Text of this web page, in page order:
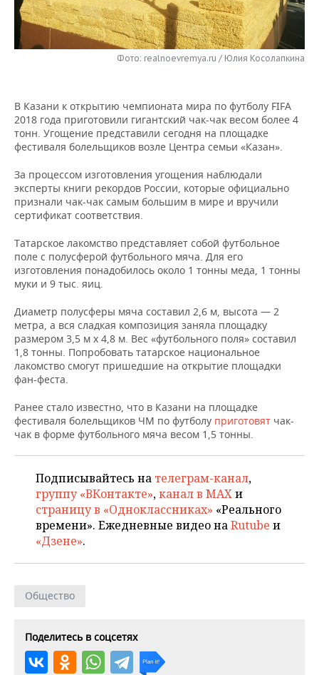
НЕФТЕХИМИЯ
НЕФТЬ
ЭНЕРГЕТИКА
РОЗНИЧНАЯ ТОРГОВЛЯ
НОВОСТИ ТЕХНОЛОГИЙ
ТЕЛЕКОММУНИКАЦИИ
МЕРОПРИЯТИЯ
НОВОСТИ МЕРОПРИЯТИЙ
БИЗНЕС-БРАНЧИ
ОТКРЫТАЯ ЛЕКЦИЯ
ФУТБОЛ
БАСКЕТБОЛ
ВОЛЕЙБОЛ
КИБЕРСПОРТ
ФИГУРНОЕ КАТАНИЕ
ВОДНЫЕ ВИДЫ СПОРТА
ХОККЕЙ С МЯЧОМ
НОВОСТИ ОБЩЕСТВА
ИНФРАСТРУКТУРА
ИСТОРИЯ
КУЛЬТУРА
МЕДИЦИНА
ОБРАЗОВАНИЕ
ПРОИСШЕСТВИЯ
ФОТОГАЛЕРЕЯ
СПРАВОЧНИК
СПИСОК ПЕРСОН
СПИСОК КОМПАНИЙ
Фото: realnoevremya.ru / Юлия Косолапкина
В Казани к открытию чемпионата мира по футболу FIFA
2018 года приготовили гигантский чак-чак весом более 4
тонн. Угощение представили сегодня на площадке
фестиваля болельщиков возле Центра семьи «Казан».
За процессом изготовления угощения наблюдали
эксперты книги рекордов России, которые официально
признали чак-чак самым большим в мире и вручили
сертификат соответствия.
Татарское лакомство представляет собой футбольное
поле с полусферой футбольного мяча. Для его
изготовления понадобилось около 1 тонны меда, 1 тонны
муки и 9 тыс. яиц.
Диаметр полусферы мяча составил 2,6 м, высота — 2
метра, а вся сладкая композиция заняла площадку
размером 3,5 м х 4,8 м. Вес «футбольного поля» составил
1,8 тонны. Попробовать татарское национальное
лакомство смогут пришедшие на открытие площадки
фан-феста.
Ранее стало известно, что в Казани на площадке
фестиваля болельщиков ЧМ по футболу приготовят чак-
чак в форме футбольного мяча весом 1,5 тонны.
Подписывайтесь на телеграм-канал,
группу «ВКонтакте»,канал в MAXи
страницу в «Одноклассниках» «Реального
времени». Ежедневные видео наRutube и
«Дзене».
Общество
Поделитесь в соцсетях